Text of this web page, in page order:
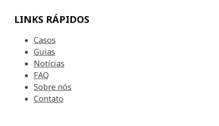
LINKS RÁPIDOS
Casos
Guias
Notícias
FAQ
Sobre nós
Contato